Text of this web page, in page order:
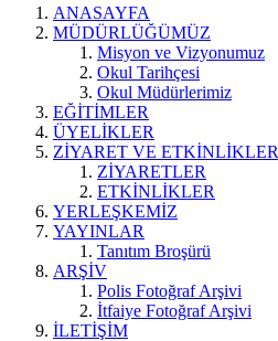
ANASAYFA
MÜDÜRLÜĞÜMÜZ
Misyon ve Vizyonumuz
Okul Tarihçesi
Okul Müdürlerimiz
EĞİTİMLER
ÜYELİKLER
ZİYARET VE ETKİNLİKLER
ZİYARETLER
ETKİNLİKLER
YERLEŞKEMİZ
YAYINLAR
Tanıtım Broşürü
ARŞİV
Polis Fotoğraf Arşivi
İtfaiye Fotoğraf Arşivi
İLETİŞİM